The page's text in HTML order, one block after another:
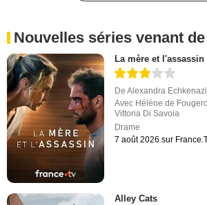
Nouvelles séries venant
La mère et l'assassin
DeAlexandra Echkenazi
Avec Hélène de
Vittoria Di Savoia
Drame
7 août 2026 sur
Alley Cats